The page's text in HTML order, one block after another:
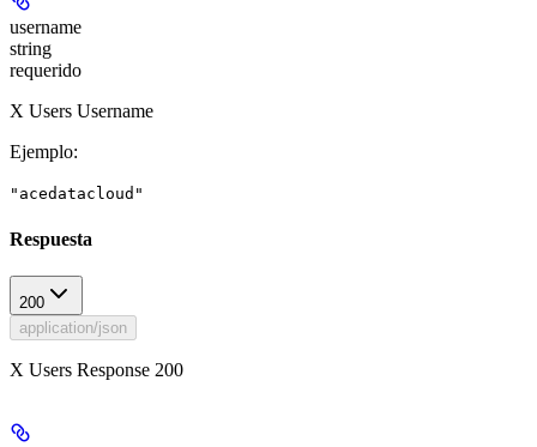
username
string
requerido
X Users Username
Ejemplo:
"acedatacloud"
Respuesta
200
application/json
X Users Response 200